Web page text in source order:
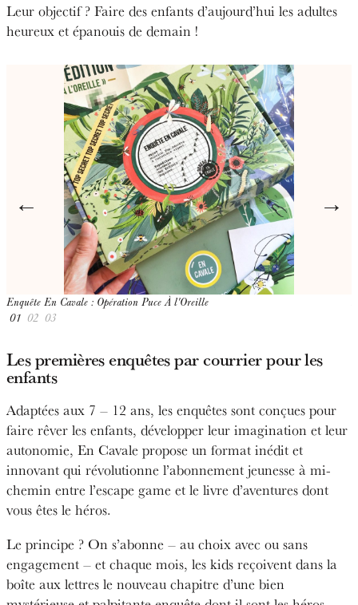
Leur objectif ? Faire des enfants d’aujourd’hui les adultes
heureux et épanouis de demain !
Enquête En Cavale : Opération Puce À l'Oreille
← →
01 02 03
Les premières enquêtes par courrier pour les
enfants
Adaptées aux 7 – 12 ans, les enquêtes sont conçues pour
faire rêver les enfants, développer leur imagination et leur
autonomie, En Cavale propose un format inédit et
innovant qui révolutionne l’abonnement jeunesse à mi-
chemin entre l’escape game et le livre d’aventures dont
vous êtes le héros.
Le principe ? On s’abonne – au choix avec ou sans
engagement – et chaque mois, les kids reçoivent dans la
boîte aux lettres le nouveau chapitre d’une bien